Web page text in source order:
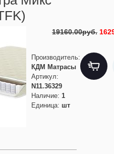
19160.00руб.
Производитель:
КДМ Матрасы
Артикул:
N11.36329
Наличие: 1
Единица: шт